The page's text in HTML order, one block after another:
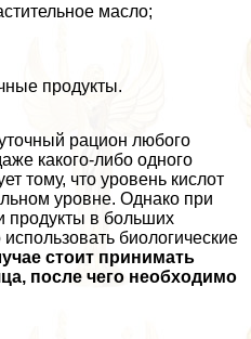
масло;
продукты.
рацион любого
какого-либо одного
тому, что уровень кислот
уровне. Однако при
продукты в больших
биологические
стоит принимать
после чего необходимо